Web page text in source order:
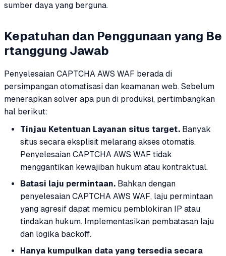
sumber daya yang berguna.
Kepatuhan dan Penggunaan yang Be
rtanggung Jawab
Penyelesaian CAPTCHA AWS WAF berada di
persimpangan otomatisasi dan keamanan web. Sebelum
menerapkan solver apa pun di produksi, pertimbangkan
hal berikut:
Tinjau Ketentuan Layanan situs target. Banyak
situs secara eksplisit melarang akses otomatis.
Penyelesaian CAPTCHA AWS WAF tidak
menggantikan kewajiban hukum atau kontraktual.
Batasi laju permintaan. Bahkan dengan
penyelesaian CAPTCHA AWS WAF, laju permintaan
yang agresif dapat memicu pemblokiran IP atau
tindakan hukum. Implementasikan pembatasan laju
dan logika backoff.
Hanya kumpulkan data yang tersedia secara